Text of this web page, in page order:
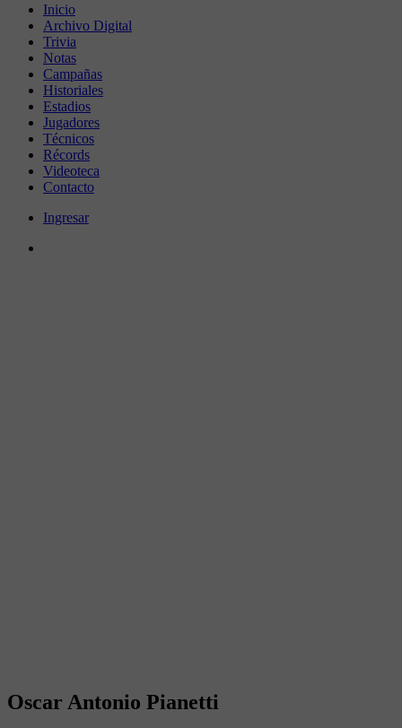
Inicio
Archivo Digital
Trivia
Notas
Campañas
Historiales
Estadios
Jugadores
Técnicos
Récords
Videoteca
Contacto
Ingresar
Oscar Antonio Pianetti